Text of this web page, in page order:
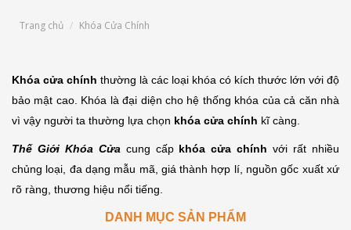
Trang chủ Khóa Cửa Chính
Khóa cửa chính thường là các loại khóa có kích thước lớn với độ
bảo mật cao. Khóa là đại diện cho hệ thống khóa của cả căn nhà
vì vậy người ta thường lựa chọn khóa cửa chính kĩ càng.
Thế Giới Khóa Cửa cung cấp khóa cửa chính với rất nhiều
chủng loại, đa dạng mẫu mã, giá thành hợp lí, nguồn gốc xuất xứ
rõ ràng, thương hiệu nổi tiếng.
DANH MỤC SẢN PHẨM